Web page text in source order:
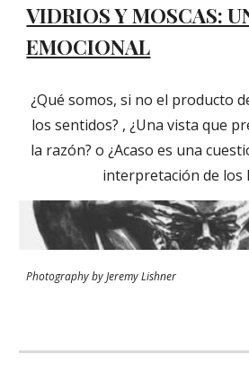
VIDRIOS Y MOSCAS:
EMOCIONAL
¿Qué somos, si no el producto
los sentidos? , ¿Una vista que
la razón? o ¿Acaso es una
interpretación de los
Photography by Jeremy Lishner